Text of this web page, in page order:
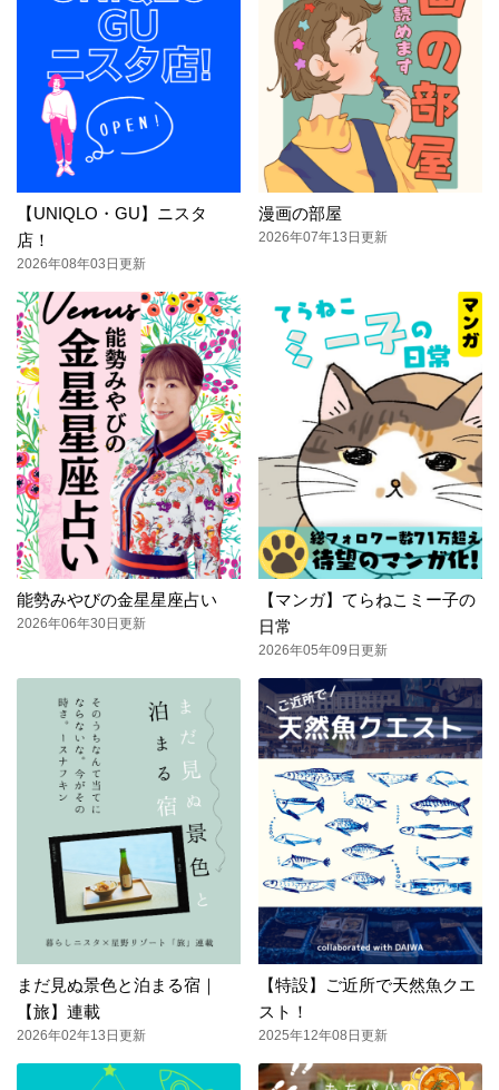
【UNIQLO・GU】ニスタ
店！
2026年08年03日更新
漫画の部屋
2026年07年13日更新
能勢みやびの金星星座占い
2026年06年30日更新
【マンガ】てらねこミー子の
日常
2026年05年09日更新
まだ見ぬ景色と泊まる宿｜
【旅】連載
2026年02年13日更新
【特設】ご近所で天然魚クエ
スト！
2025年12年08日更新